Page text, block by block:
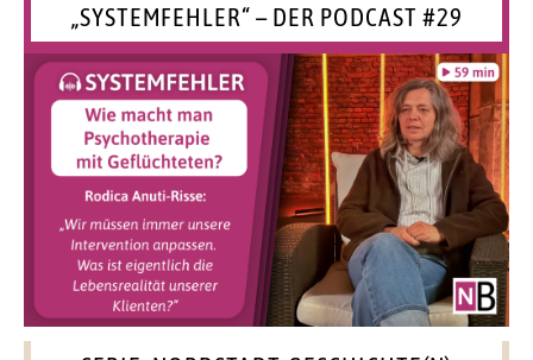
„SYSTEMFEHLER“ – DER PODCAST #29